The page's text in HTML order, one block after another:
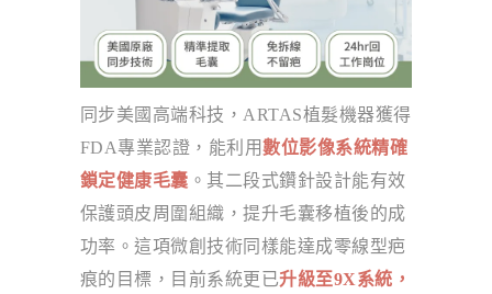
同步美國高端科技，ARTAS植髮機器獲得
FDA專業認證，能利用數位影像系統精確
鎖定健康毛囊 。其二段式鑽針設計能有效
保護頭皮周圍組織，提升毛囊移植後的成
功率。這項微創技術同樣能達成零線型疤
痕的目標，目前系統更已升級至9X系統，